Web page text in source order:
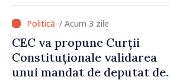
/ Acum 3 zile
CEC va propune Curții
Constituționale validarea
unui mandat de deputat de